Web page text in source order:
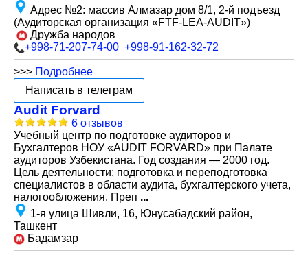
Адрес №2: массив Алмазар дом 8/1, 2-й подъезд
(Аудиторская организация «FTF-LEA-AUDIT»)
Дружба народов
+998-71-207-74-00 +998-91-162-32-72
>>> Подробнее
Написать в телеграм
Audit Forvard
6 отзывов
Учебный центр по подготовке аудиторов и
Бухгалтеров НОУ «AUDIT FORVARD» при Палате
аудиторов Узбекистана. Год создания — 2000 год.
Цель деятельности: подготовка и переподготовка
специалистов в области аудита, бухгалтерского учета,
налогообложения. Преп ...
1-я улица Шивли, 16, Юнусабадский район,
Ташкент
Бадамзар